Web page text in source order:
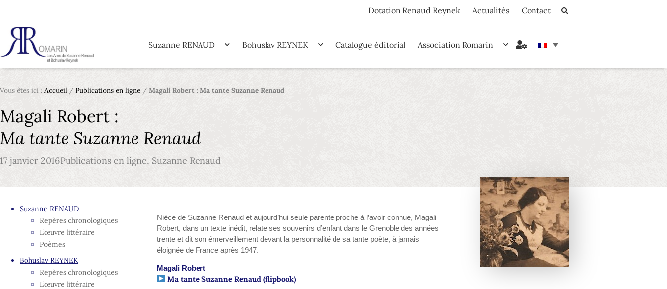
Dotation Renaud Reynek Actualités Contact
Suzanne RENAUD Bohuslav REYNEK Catalogue éditorial Association Romarin
Vous êtes ici : Accueil / Publications en ligne / Magali Robert : Ma tante Suzanne Renaud
Magali Robert :
Ma tante Suzanne Renaud
17 janvier 2016Publications en ligne, Suzanne Renaud
Suzanne RENAUD
Repères chronologiques
L’œuvre littéraire
Poèmes
Bohuslav REYNEK
Repères chronologiques
L’œuvre littéraire
Nièce de Suzanne Renaud et aujourd’hui seule parente proche à l’avoir connue, Magali
Robert, dans un texte inédit, relate ses souvenirs d’enfant dans le Grenoble des années
trente et dit son émerveillement devant la personnalité de sa tante poète, à jamais
éloignée de France après 1947.
Magali Robert
Ma tante Suzanne Renaud (flipbook)